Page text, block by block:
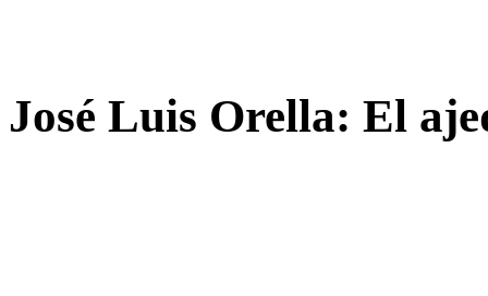
José Luis Orella: El